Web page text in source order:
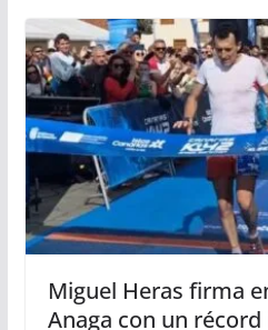
Miguel Heras firma
Anaga con un